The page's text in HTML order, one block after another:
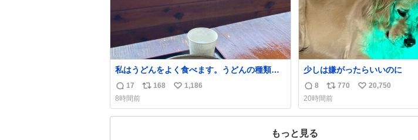
私はうどんをよく食べます。うどんの種類に
よっては非常食にもなります。生うどんは消
費期限が短く、冷凍うどんは長持ちする代わ
りに停電に弱いので、乾麺タイプのうどんな
ら水分が少なく長期保存するのにおすすめで
がありますが、うどんもいかがでしょうか？
返
信
数
17
リ
ス
168
い
ね
1,186
8時間前
少しは嫌がったらいいのに
返
信
数
8
リ
ポ
ス
770
い
ね
20,750
20時間前
もっと見る